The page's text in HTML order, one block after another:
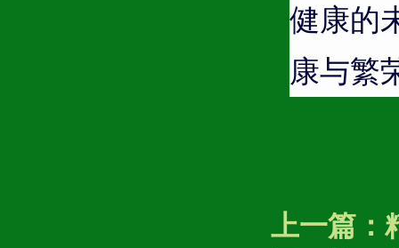
健康的
康与繁
上一篇：